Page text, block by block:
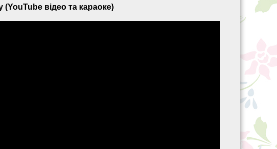
відео та караоке)